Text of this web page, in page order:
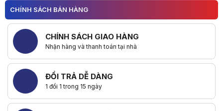
CHÍNH SÁCH BÁN HÀNG
CHÍNH SÁCH GIAO HÀNG
Nhận hàng và thanh toán tại nhà
ĐỔI TRẢ DỄ DÀNG
1 đổi 1 trong 15 ngày